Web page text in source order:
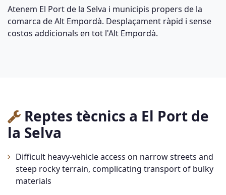
Atenem El Port de la Selva i municipis propers de la
comarca de Alt Empordà. Desplaçament ràpid i sense
costos addicionals en tot l'Alt Empordà.
Reptes tècnics a El Port de
la Selva
Difficult heavy-vehicle access on narrow streets and
steep rocky terrain, complicating transport of bulky
materials